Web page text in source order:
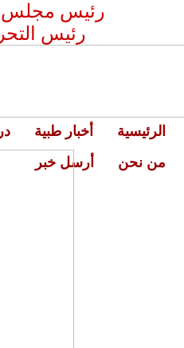
رئيس مجلس
رئيس
الرئيسية أخبار طبية
من نحن
أرسل خبر